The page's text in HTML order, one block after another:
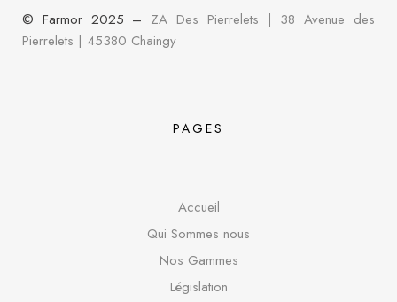
© Farmor 2025 – ZA Des Pierrelets | 38 Avenue des
Pierrelets | 45380 Chaingy
PAGES
Accueil
Qui Sommes nous
Nos Gammes
Législation